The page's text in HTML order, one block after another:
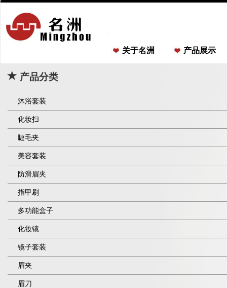
关于名洲 产品展示
产品分类
沐浴套装
化妆扫
睫毛夹
美容套装
防滑眉夹
指甲刷
多功能盒子
化妆镜
镜子套装
眉夹
眉刀